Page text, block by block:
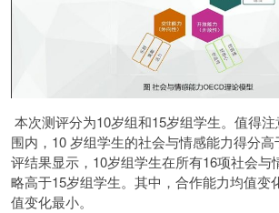
本次测评分为10岁组和15岁组学生。值得
围内，10 岁组学生的社会与情感能力得分
评结果显示，10岁组学生在所有16项社会与
略高于15岁组学生。其中，合作能力均值变
值变化最小。